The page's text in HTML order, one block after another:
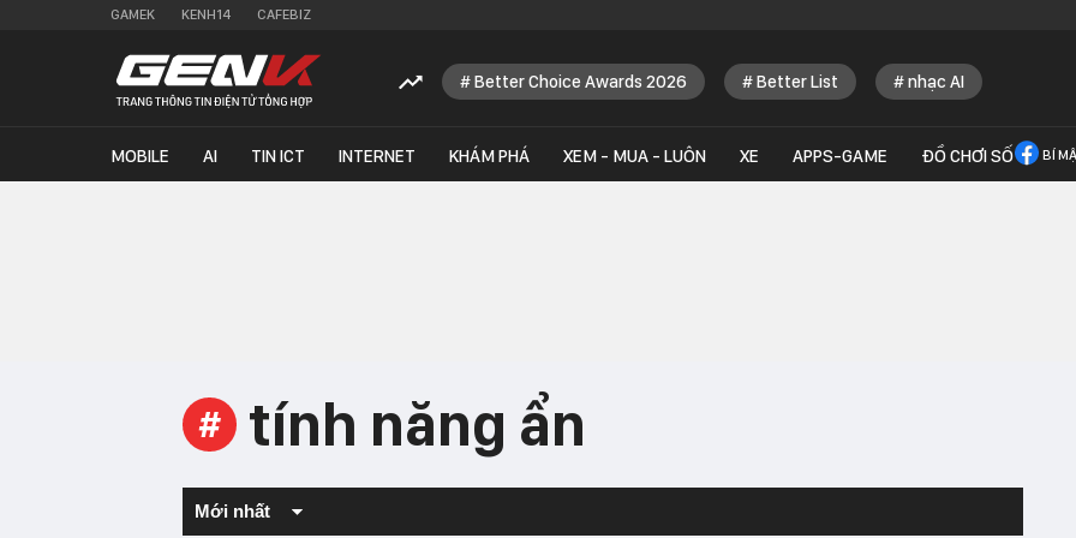
GAMEK KENH14 CAFEBIZ
Better Choice Awards 2026 Better List nhạc AI
MOBILE AI TIN ICT INTERNET KHÁM PHÁ XEM - MUA - LUÔN XE APPS-GAME ĐỒ CHƠI SỐ BÍ
# tính năng ẩn
Mới nhất